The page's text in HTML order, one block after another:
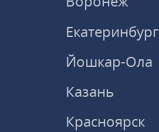
Екатеринбург
Йошкар-Ола
Казань
Красноярск